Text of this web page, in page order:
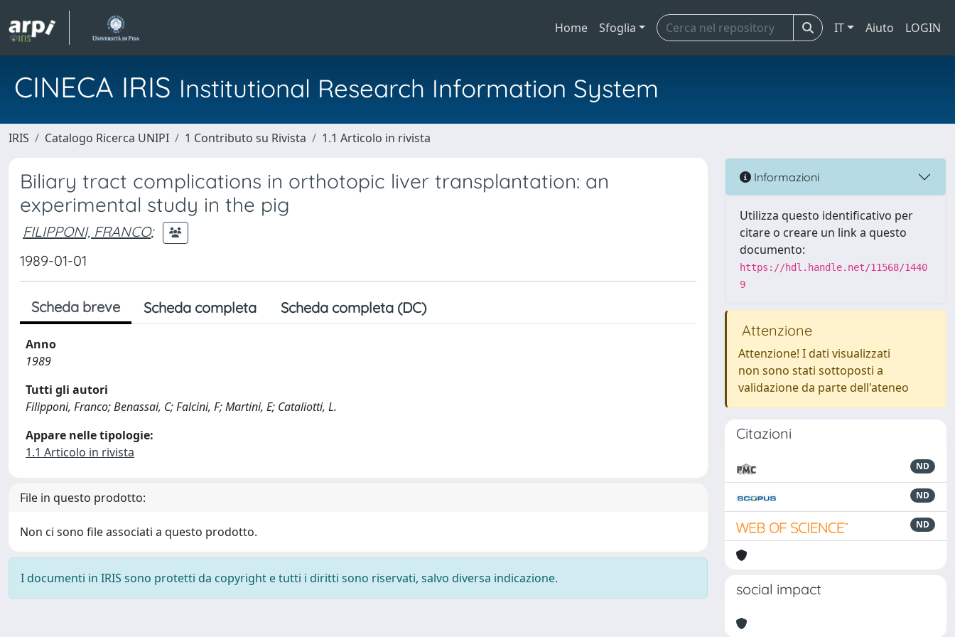
Home Sfoglia IT Aiuto LOGIN
CINECA IRIS Institutional Research Information System
IRIS Catalogo Ricerca UNIPI 1 Contributo su Rivista 1.1 Articolo in rivista
Biliary tract complications in orthotopic liver transplantation: an
experimental study in the pig
FILIPPONI, FRANCO;
1989-01-01
Scheda breve Scheda completa Scheda completa (DC)
Anno
1989
Tutti gli autori
Filipponi, Franco; Benassai, C; Falcini, F; Martini, E; Cataliotti, L.
Appare nelle tipologie:
1.1 Articolo in rivista
File in questo prodotto:
Non ci sono file associati a questo prodotto.
I documenti in IRIS sono protetti da copyright e tutti i diritti sono riservati, salvo diversa indicazione.
Informazioni
Utilizza questo identificativo per
citare o creare un link a questo
documento:
https://hdl.handle.net/11568/1440
9
Attenzione
Attenzione! I dati visualizzati
non sono stati sottoposti a
validazione da parte dell'ateneo
Citazioni
ND
ND
ND
social impact